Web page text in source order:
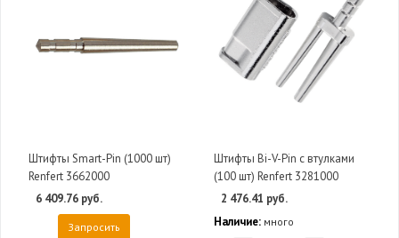
Штифты Smart-Pin (1000 шт)
Renfert 3662000
6 409.76 руб.
Запросить
Штифты Bi-V-Pin c втулками
(100 шт) Renfert 3281000
2 476.41 руб.
Наличие: много